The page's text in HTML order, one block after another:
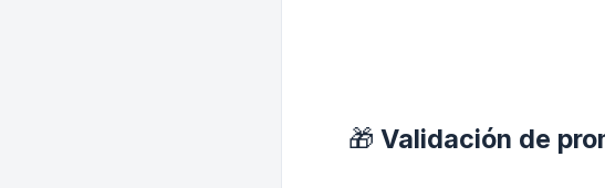
🎁 Validación de